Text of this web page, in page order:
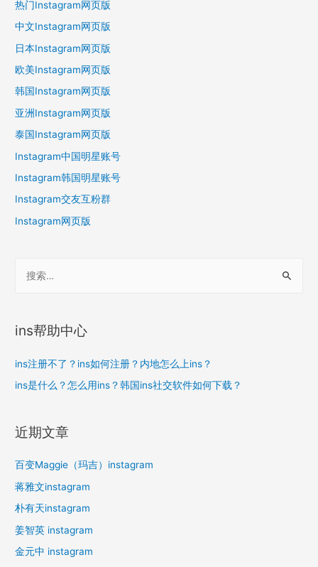
热门Instagram网页版
中文Instagram网页版
日本Instagram网页版
欧美Instagram网页版
韩国Instagram网页版
亚洲Instagram网页版
泰国Instagram网页版
Instagram中国明星账号
Instagram韩国明星账号
Instagram交友互粉群
Instagram网页版
ins帮助中心
ins注册不了？ins如何注册？内地怎么上ins？
ins是什么？怎么用ins？韩国ins社交软件如何下载？
近期文章
百变Maggie（玛吉）instagram
蒋雅文instagram
朴有天instagram
姜智英 instagram
金元中 instagram